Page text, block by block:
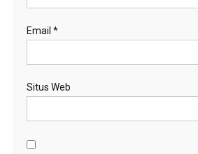
Email *
Situs Web